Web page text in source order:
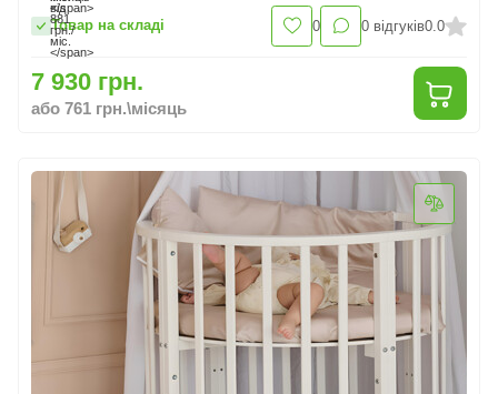
Товар на складі 0 0 відгуків0.0
7 930 грн.
або 761 грн.\місяць